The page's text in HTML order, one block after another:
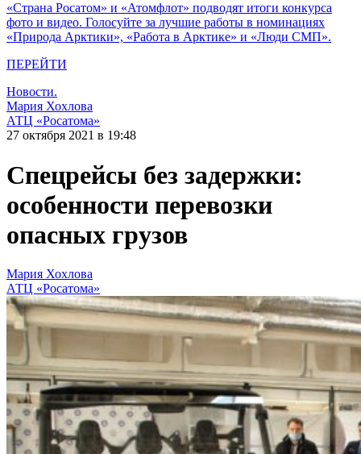
«Страна Росатом» и «Атомфлот» подводят итоги конкурса
фото и видео. Голосуйте за лучшие работы в номинациях
«Природа Арктики», «Работа в Арктике» и «Люди СМП».
ПЕРЕЙТИ
Новости.
Мария Хохлова
АТЦ «Росатома»
27 октября 2021 в 19:48
Спецрейсы без задержки:
особенности перевозки
опасных грузов
Мария Хохлова
АТЦ «Росатома»